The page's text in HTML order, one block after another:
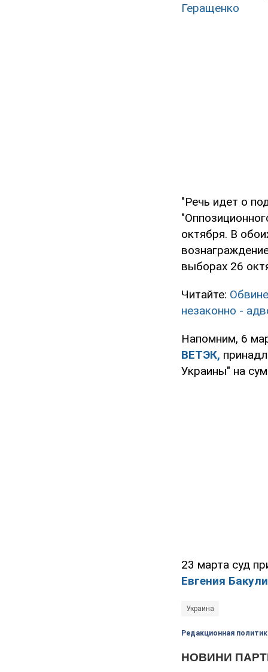
Геращенко
"Речь идет о
октября. В
выборах 26
Читайте:
незаконно -
Напомним, 6
ВЕТЭК,
Украины" на
23 марта суд
Евгения
Украина
Редакционная